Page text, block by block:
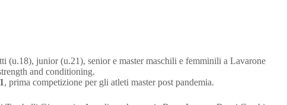
(u.18), junior (u.21), senior e master maschili e femminili a Lavarone
and conditioning.
, prima competizione per gli atleti master post pandemia.